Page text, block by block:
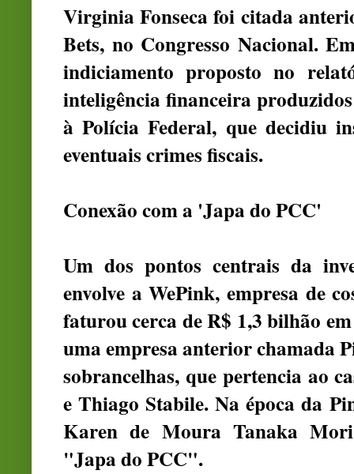
Virginia Fonseca foi citada
Bets, no Congresso Nacional.
indiciamento proposto no
inteligência financeira
à Polícia Federal, que decidiu
eventuais crimes fiscais.
Conexão com a 'Japa do PCC'
Um dos pontos centrais da
envolve a WePink, empresa de
faturou cerca de R$ 1,3 bilhão
uma empresa anterior chamada
sobrancelhas, que pertencia ao
e Thiago Stabile. Na época da
Karen de Moura Tanaka
"Japa do PCC".